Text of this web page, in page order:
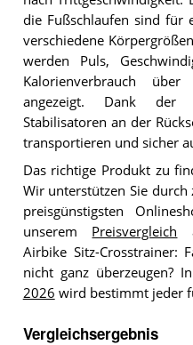
die Fußschlaufen sind für
verschiedene
werden Puls,
Kalorienverbrauch
angezeigt. Dank der
Stabilisatoren an der
transportieren und sicher
Das richtige Produkt zu
Wir unterstützen Sie durch
preisgünstigsten
unserem Preisvergleich
Airbike Sitz-Crosstrainer:
nicht ganz überzeugen?
2026 wird bestimmt jeder
Vergleichsergebnis